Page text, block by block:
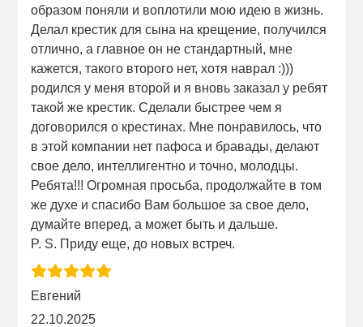
образом поняли и воплотили мою идею в жизнь.
Делал крестик для сына на крещение, получился
отлично, а главное он не стандартный, мне
кажется, такого второго нет, хотя наврал :)))
родился у меня второй и я вновь заказал у ребят
такой же крестик. Сделали быстрее чем я
договорился о крестинах. Мне понравилось, что
в этой компании нет пафоса и бравады, делают
свое дело, интеллигентно и точно, молодцы.
Ребята!!! Огромная просьба, продолжайте в том
же духе и спасибо Вам большое за свое дело,
думайте вперед, а может быть и дальше.
P. S. Приду еще, до новых встреч.
Евгений
22.10.2025